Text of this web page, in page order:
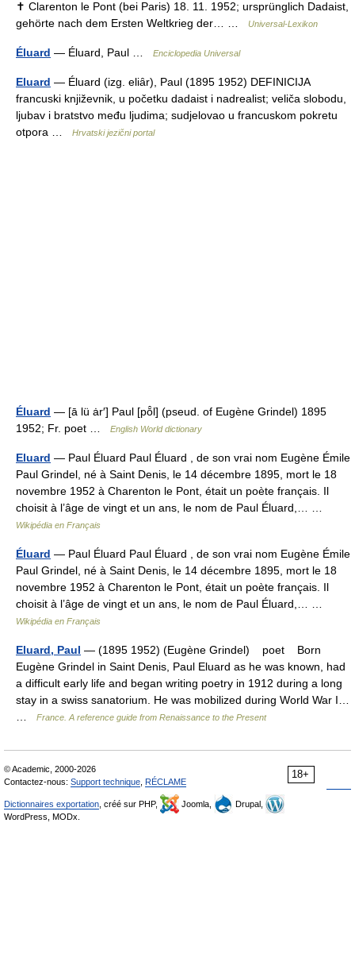
✝ Clarenton le Pont (bei Paris) 18. 11. 1952; ursprünglich Dadaist,
gehörte nach dem Ersten Weltkrieg der… …
Universal-Lexikon
Éluard — Éluard, Paul … Enciclopedia Universal
Eluard — Éluard (izg. eliȃr), Paul (1895 1952) DEFINICIJA
francuski književnik, u početku dadaist i nadrealist; veliča slobodu,
ljubav i bratstvo među ljudima; sudjelovao u francuskom pokretu
otpora …
Hrvatski jezični portal
Éluard — [ā lü ȧr′] Paul [pō̂l] (pseud. of Eugène Grindel) 1895
1952; Fr. poet …
English World dictionary
Eluard — Paul Éluard Paul Éluard , de son vrai nom Eugène Émile
Paul Grindel, né à Saint Denis, le 14 décembre 1895, mort le 18
novembre 1952 à Charenton le Pont, était un poète français. Il
choisit à l’âge de vingt et un ans, le nom de Paul Éluard,… …
Wikipédia en Français
Éluard — Paul Éluard Paul Éluard , de son vrai nom Eugène Émile
Paul Grindel, né à Saint Denis, le 14 décembre 1895, mort le 18
novembre 1952 à Charenton le Pont, était un poète français. Il
choisit à l’âge de vingt et un ans, le nom de Paul Éluard,… …
Wikipédia en Français
Eluard, Paul — (1895 1952) (Eugène Grindel) poet Born
Eugène Grindel in Saint Denis, Paul Eluard as he was known, had
a difficult early life and began writing poetry in 1912 during a long
stay in a swiss sanatorium. He was mobilized during World War I…
France. A reference guide from Renaissance to the Present
18+
© Academic, 2000-2026
Contactez-nous: Support technique RÉCLAME
Dictionnaires exportation , créé sur PHP, Joomla,
Drupal,
WordPress, MODx.